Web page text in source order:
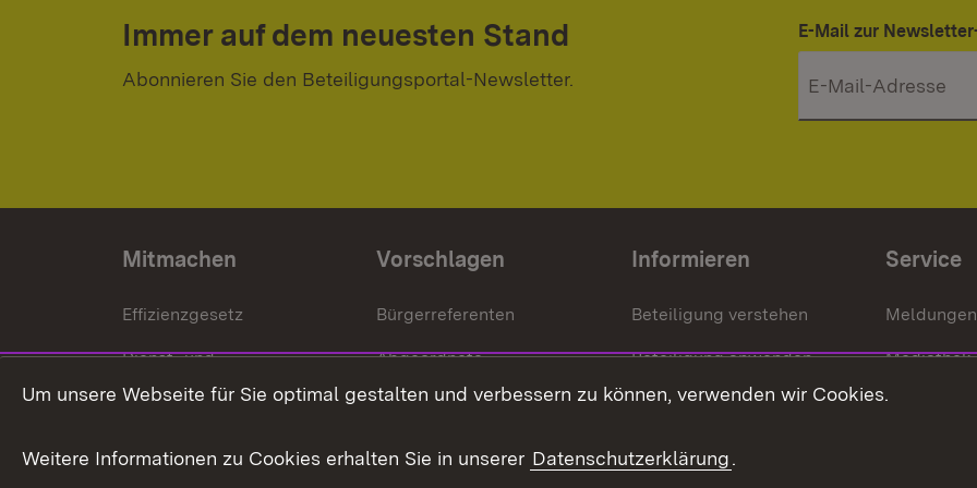
Immer auf dem neuesten Stand
Abonnieren Sie den Beteiligungsportal-Newsletter.
E-Mail zur
Mitmachen
Effizienzgesetz
Dienst- und
Versorgungsbezüge
Weitere
Vorschlagen
Bürgerreferenten
Abgeordnete
Bürgerbeauftragte
Informieren
Beteiligung verstehen
Beteiligung anwenden
Beteiligung stärken
Service
Meldungen
Mediathek
Um unsere Webseite für Sie optimal gestalten und verbessern zu können, verwenden wir Cookies.
Weitere Informationen zu Cookies erhalten Sie in unserer Datenschutzerklärung.